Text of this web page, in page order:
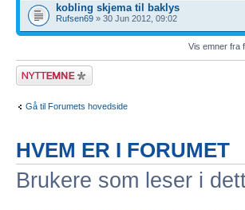
kobling skjema til baklys
Rufsen69 » 30 Jun 2012, 09:02
Vis emner fra
Legg inn et nytt
emne
Gå til Forumets hovedside
HVEM ER I FORUMET
Brukere som leser i